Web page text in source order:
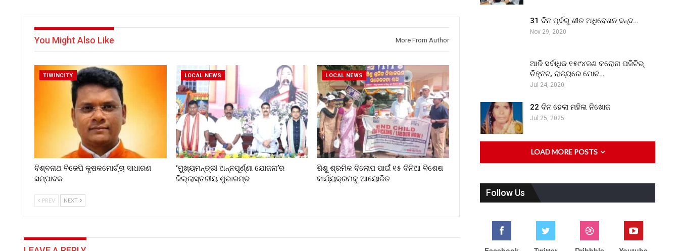
You Might Also Like More From Author
TIWINCITY
ବିଶ୍ବନାଥ ବିଜେପି କୃଷକମୋର୍ଚ୍ଚା ସାଧାରଣ
ସମ୍ପାଦକ
LOCAL NEWS
‘ମୁଖ୍ୟମନ୍ତ୍ରୀ ଅନ୍ନପୂର୍ଣ୍ଣା ଯୋଜନା’ର
ଜିଲ୍ଲାସ୍ତରୀୟ ଶୁଭାରମ୍ଭ
LOCAL NEWS
ଶିଶୁ ଶ୍ରମିକ ବିଲୋପ ପାଇଁ ୧୫ ଦିନିଆ ବିଶେଷ
କାର୍ଯ୍ୟକ୍ରମକୁ ଆୟୋଜିତ
PREV NEXT
31 ଦିନ ପୂର୍ବରୁ ଶୀତ ଅଧିବେଶନ ବନ୍ଦ…
Nov 29, 2020
ଆଜି ସର୍ବାଧିକ ୧୫୯୪ଜଣ କରୋନା ପଜିଟିଭ୍
ଚିହ୍ନଟ, ରାଜ୍ୟରେ ମୋଟ…
Jul 24, 2020
22 ଦିନ ହେଲା ମହିଳା ନିଖୋଜ
Jul 25, 2025
LOAD MORE POSTS
Follow Us